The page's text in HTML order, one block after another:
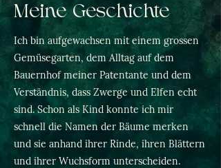
Meine Geschichte
Ich bin aufgewachsen mit einem grossen
Gemüsegarten, dem Alltag auf dem
Bauernhof meiner Patentante und dem
Verständnis, dass Zwerge und Elfen echt
sind. Schon als Kind konnte ich mir
schnell die Namen der Bäume merken
und sie anhand ihrer Rinde, ihren Blättern
und ihrer Wuchsform unterscheiden.